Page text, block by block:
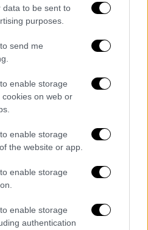
data to be sent to
purposes.
send me
enable storage
on web or
enable storage
the website or app.
enable storage
enable storage
authentication
σε μια ανάρτηση:
οι εκλογές να
γύρο. Οι Τούρκοι
είναι το κλειδί
Όσοι μας επιτέθηκαν
μετά την
μας
προσπάθησαν να μας
πάρουν πολλά
πολιτική εικόνα.